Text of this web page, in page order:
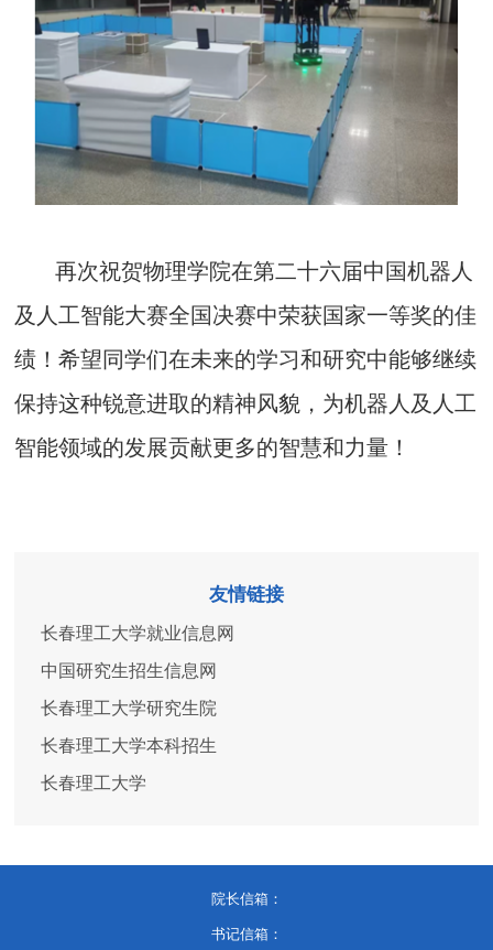
再次祝贺物理学院在第二十六届中国机器人
及人工智能大赛全国决赛中荣获国家一等奖的佳
绩！希望同学们在未来的学习和研究中能够继续
保持这种锐意进取的精神风貌，为机器人及人工
智能领域的发展贡献更多的智慧和力量！
友情链接
长春理工大学就业信息网
中国研究生招生信息网
长春理工大学研究生院
长春理工大学本科招生
长春理工大学
院长信箱：
书记信箱：